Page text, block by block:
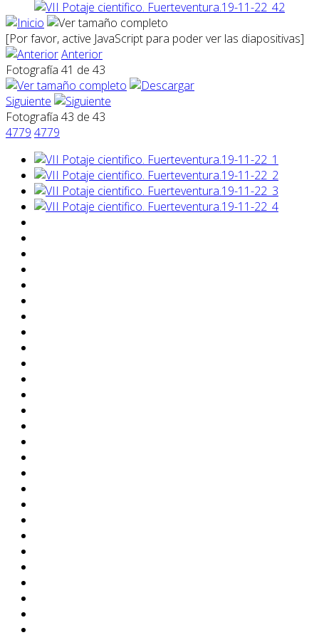
[Por favor, active JavaScript para poder ver las diapositivas]
Anterior
Fotografía 41 de 43
Siguiente
Fotografía 43 de 43
4779 4779